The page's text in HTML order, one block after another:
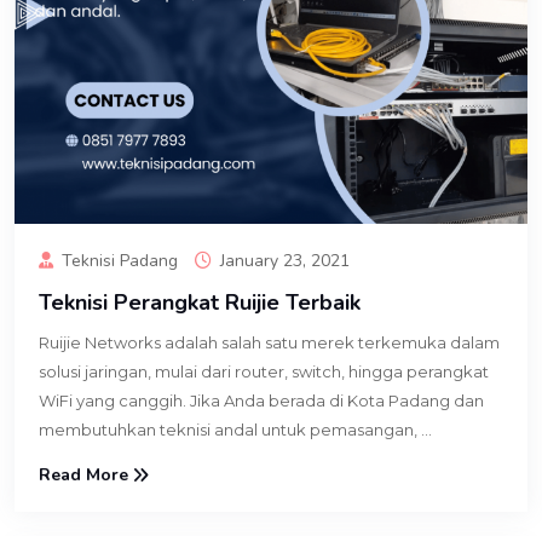
Teknisi Padang January 23, 2021
Teknisi Perangkat Ruijie Terbaik
Ruijie Networks adalah salah satu merek terkemuka dalam
solusi jaringan, mulai dari router, switch, hingga perangkat
WiFi yang canggih. Jika Anda berada di Kota Padang dan
membutuhkan teknisi andal untuk pemasangan, ...
Read More